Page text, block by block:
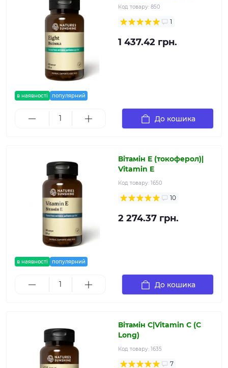
в наявності популярний
Код товару: 850
1
1 437.42 грн.
До кошика
в наявності популярний
Вітамін Е (токоферол)|
Vitamin E
Код товару: 1650
10
2 274.37 грн.
До кошика
Вітамін С|Vitamin C (C
Long)
Код товару: 1635
7